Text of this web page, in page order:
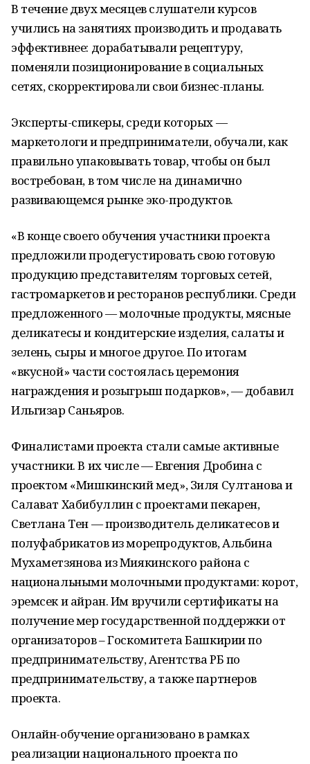
В течение двух месяцев слушатели курсов
учились на занятиях производить и продавать
эффективнее: дорабатывали рецептуру,
поменяли позиционирование в социальных
сетях, скорректировали свои бизнес-планы.
Эксперты-спикеры, среди которых —
маркетологи и предприниматели, обучали, как
правильно упаковывать товар, чтобы он был
востребован, в том числе на динамично
развивающемся рынке эко-продуктов.
«В конце своего обучения участники проекта
предложили продегустировать свою готовую
продукцию представителям торговых сетей,
гастромаркетов и ресторанов республики. Среди
предложенного — молочные продукты, мясные
деликатесы и кондитерские изделия, салаты и
зелень, сыры и многое другое. По итогам
«вкусной» части состоялась церемония
награждения и розыгрыш подарков», — добавил
Ильгизар Саньяров.
Финалистами проекта стали самые активные
участники. В их числе — Евгения Дробина с
проектом «Мишкинский мед», Зиля Султанова и
Салават Хабибуллин с проектами пекарен,
Светлана Тен — производитель деликатесов и
полуфабрикатов из морепродуктов, Альбина
Мухаметзянова из Миякинского района с
национальными молочными продуктами: корот,
эремсек и айран. Им вручили сертификаты на
получение мер государственной поддержки от
организаторов – Госкомитета Башкирии по
предпринимательству, Агентства РБ по
предпринимательству, а также партнеров
проекта.
Онлайн-обучение организовано в рамках
реализации национального проекта по